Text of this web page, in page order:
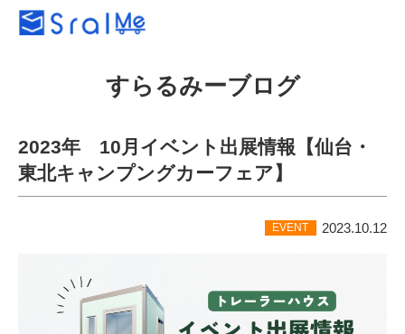
すらるみーブログ
2023年 10月イベント出展情報【仙台・
東北キャンプングカーフェア】
EVENT 2023.10.12